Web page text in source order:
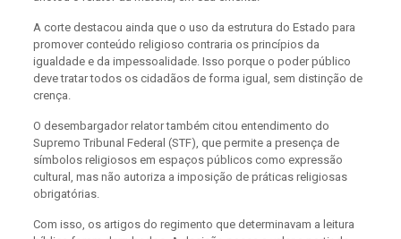
A corte destacou ainda que o uso da estrutura do Estado para
promover conteúdo religioso contraria os princípios da
igualdade e da impessoalidade. Isso porque o poder público
deve tratar todos os cidadãos de forma igual, sem distinção de
crença.
O desembargador relator também citou entendimento do
Supremo Tribunal Federal (STF), que permite a presença de
símbolos religiosos em espaços públicos como expressão
cultural, mas não autoriza a imposição de práticas religiosas
obrigatórias.
Com isso, os artigos do regimento que determinavam a leitura